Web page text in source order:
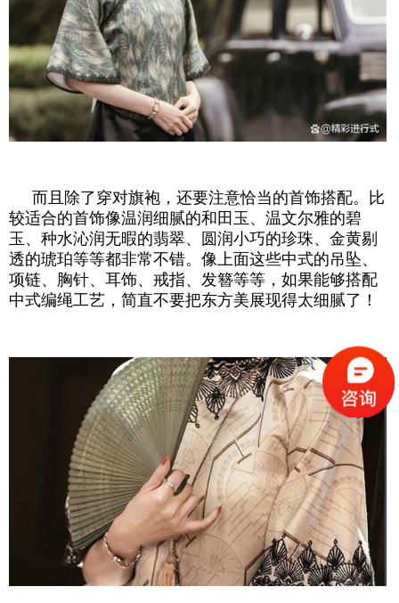
而且除了穿对旗袍，还要注意恰当的首饰搭配。比
较适合的首饰像温润细腻的和田玉、温文尔雅的碧
玉、种水沁润无暇的翡翠、圆润小巧的珍珠、金黄剔
透的琥珀等等都非常不错。像上面这些中式的吊坠、
项链、胸针、耳饰、戒指、发簪等等，如果能够搭配
中式编绳工艺，简直不要把东方美展现得太细腻了！